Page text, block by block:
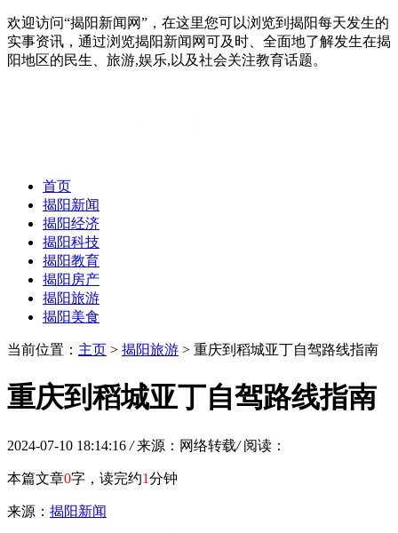
欢迎访问“揭阳新闻网”，在这里您可以浏览到揭阳每天发生的
实事资讯，通过浏览揭阳新闻网可及时、全面地了解发生在揭
阳地区的民生、旅游,娱乐,以及社会关注教育话题。
首页
揭阳新闻
揭阳经济
揭阳科技
揭阳教育
揭阳房产
揭阳旅游
揭阳美食
当前位置： 主页 > 揭阳旅游 > 重庆到稻城亚丁自驾路线指南
重庆到稻城亚丁自驾路线指南
2024-07-10 18:14:16 / 来源：网络转载/ 阅读：
本篇文章0字，读完约1分钟
来源： 揭阳新闻